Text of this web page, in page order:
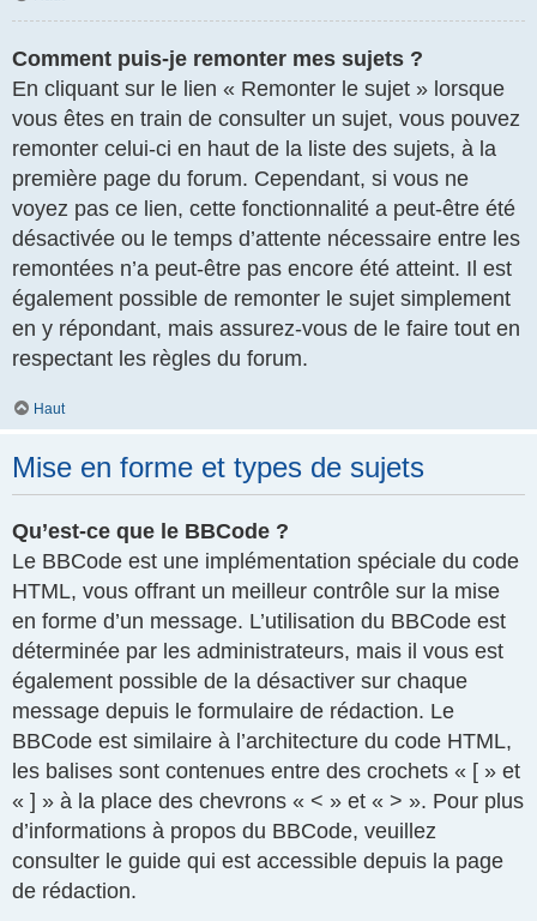
Comment puis-je remonter mes sujets ?
En cliquant sur le lien « Remonter le sujet » lorsque
vous êtes en train de consulter un sujet, vous pouvez
remonter celui-ci en haut de la liste des sujets, à la
première page du forum. Cependant, si vous ne
voyez pas ce lien, cette fonctionnalité a peut-être été
désactivée ou le temps d’attente nécessaire entre les
remontées n’a peut-être pas encore été atteint. Il est
également possible de remonter le sujet simplement
en y répondant, mais assurez-vous de le faire tout en
respectant les règles du forum.
Haut
Mise en forme et types de sujets
Qu’est-ce que le BBCode ?
Le BBCode est une implémentation spéciale du code
HTML, vous offrant un meilleur contrôle sur la mise
en forme d’un message. L’utilisation du BBCode est
déterminée par les administrateurs, mais il vous est
également possible de la désactiver sur chaque
message depuis le formulaire de rédaction. Le
BBCode est similaire à l’architecture du code HTML,
les balises sont contenues entre des crochets « [ » et
« ] » à la place des chevrons « < » et « > ». Pour plus
d’informations à propos du BBCode, veuillez
consulter le guide qui est accessible depuis la page
de rédaction.